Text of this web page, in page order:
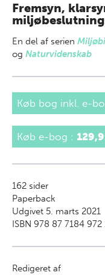
Fremsyn,
miljøbeslutning
En del af serien
og Naturvidenskab
Køb bog inkl. e-
Køb e-bog :
162 sider
Paperback
Udgivet 5. marts 2021
ISBN 978 87 7184 972
Redigeret af